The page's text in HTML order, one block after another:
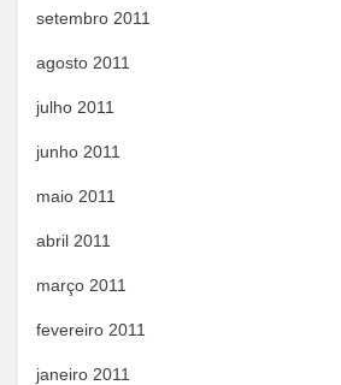
setembro 2011
agosto 2011
julho 2011
junho 2011
maio 2011
abril 2011
março 2011
fevereiro 2011
janeiro 2011